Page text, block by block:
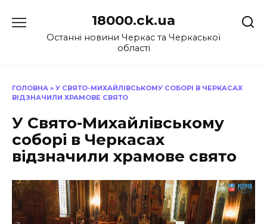
до
18000.ck.ua
Останні новини Черкас та Черкаської
області
ГОЛОВНА » У СВЯТО-МИХАЙЛІВСЬКОМУ СОБОРІ В ЧЕРКАСАХ
ВІДЗНАЧИЛИ ХРАМОВЕ СВЯТО
У Свято-Михайлівському
соборі в Черкасах
відзначили храмове свято